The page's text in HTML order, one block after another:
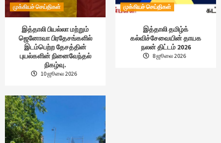
முக்கியச் செய்திகள்
இத்தாலி பியல்லா மற்றும்
ஜெனோவா பிரதேசங்களில்
இடம்பெற்ற தேசத்தின்
புயல்களின் நினைவேந்தல்
நிகழ்வு.
10 ஜூலை 2026
முக்கியச் செய்திகள்
இத்தாலி தமிழ்க்
கல்விச்சேவையின் தாயக
நலன் திட்டம் 2026
8 ஜூலை 2026